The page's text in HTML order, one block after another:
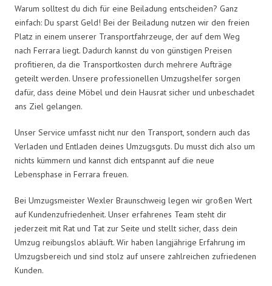
Warum solltest du dich für eine Beiladung entscheiden? Ganz
einfach: Du sparst Geld! Bei der Beiladung nutzen wir den freien
Platz in einem unserer Transportfahrzeuge, der auf dem Weg
nach Ferrara liegt. Dadurch kannst du von günstigen Preisen
profitieren, da die Transportkosten durch mehrere Aufträge
geteilt werden. Unsere professionellen Umzugshelfer sorgen
dafür, dass deine Möbel und dein Hausrat sicher und unbeschadet
ans Ziel gelangen.
Unser Service umfasst nicht nur den Transport, sondern auch das
Verladen und Entladen deines Umzugsguts. Du musst dich also um
nichts kümmern und kannst dich entspannt auf die neue
Lebensphase in Ferrara freuen.
Bei Umzugsmeister Wexler Braunschweig legen wir großen Wert
auf Kundenzufriedenheit. Unser erfahrenes Team steht dir
jederzeit mit Rat und Tat zur Seite und stellt sicher, dass dein
Umzug reibungslos abläuft. Wir haben langjährige Erfahrung im
Umzugsbereich und sind stolz auf unsere zahlreichen zufriedenen
Kunden.